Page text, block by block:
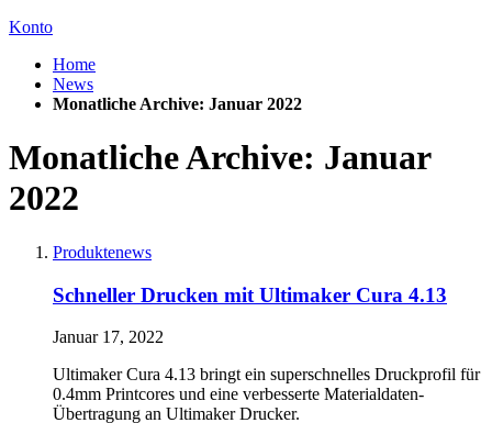
Konto
Home
News
Monatliche Archive: Januar 2022
Monatliche Archive: Januar
2022
Produktenews
Schneller Drucken mit Ultimaker Cura 4.13
Januar 17, 2022
Ultimaker Cura 4.13 bringt ein superschnelles Druckprofil für
0.4mm Printcores und eine verbesserte Materialdaten-
Übertragung an Ultimaker Drucker.